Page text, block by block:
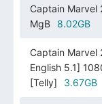
Captain Marvel
MgB
8.02GB
Captain Marvel
English 5.1]
[Telly]
3.67GB